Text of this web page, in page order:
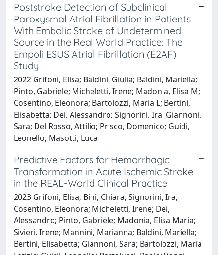
Poststroke Detection of Subclinical
Paroxysmal Atrial Fibrillation in Patients
With Embolic Stroke of Undetermined
Source in the Real World Practice: The
Empoli ESUS Atrial Fibrillation (E2AF)
Study
2022 Grifoni, Elisa; Baldini, Giulia; Baldini, Mariella;
Pinto, Gabriele; Micheletti, Irene; Madonia, Elisa M;
Cosentino, Eleonora; Bartolozzi, Maria L; Bertini,
Elisabetta; Dei, Alessandro; Signorini, Ira; Giannoni,
Sara; Del Rosso, Attilio; Prisco, Domenico; Guidi,
Leonello; Masotti, Luca
Predictive Factors for Hemorrhagic
Transformation in Acute Ischemic Stroke
in the REAL-World Clinical Practice
2023 Grifoni, Elisa; Bini, Chiara; Signorini, Ira;
Cosentino, Eleonora; Micheletti, Irene; Dei,
Alessandro; Pinto, Gabriele; Madonia, Elisa Maria;
Sivieri, Irene; Mannini, Marianna; Baldini, Mariella;
Bertini, Elisabetta; Giannoni, Sara; Bartolozzi, Maria